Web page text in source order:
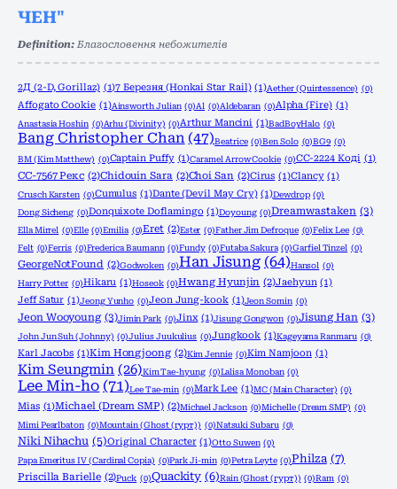
ЧЕН"
Definition: Благословення небожителів
2Д (2-D, Gorillaz) (1)7 Березня (Honkai Star Rail) (1)Aether (Quintessence) (0)
Affogato Cookie (1)Ainsworth Julian (0)Al (0)Aldebaran (0)Alpha (Fire) (1)
Anastasia Hoshin (0)Arhu (Divinity) (0)Arthur Mancini (1)BadBoyHalo (0)
Bang Christopher Chan (47)Beatrice (0)Ben Solo (0)BG9 (0)
BM (Kim Matthew) (0)Captain Puffy (1)Caramel Arrow Cookie (0)CC-2224 Коді (1)
CC-7567 Рекс (2)Chidouin Sara (2)Choi San (2)Cirus (1)Clancy (1)
Crusch Karsten (0)Cumulus (1)Dante (Devil May Cry) (1)Dewdrop (0)
Dong Sicheng (0)Donquixote Doflamingo (1)Doyoung (0)Dreamwastaken (3)
Ella Mirrel (0)Elle (0)Emilia (0)Eret (2)Ester (0)Father Jim Defroque (0)Felix Lee (0)
Felt (0)Ferris (0)Frederica Baumann (0)Fundy (0)Futaba Sakura (0)Garfiel Tinzel (0)
GeorgeNotFound (2)Godwoken (0)Han Jisung (64)Hansol (0)
Harry Potter (0)Hikaru (1)Hoseok (0)Hwang Hyunjin (2)Jaehyun (1)
Jeff Satur (1)Jeong Yunho (0)Jeon Jung-kook (1)Jeon Somin (0)
Jeon Wooyoung (3)Jimin Park (0)Jinx (1)Jisung Gongwon (0)Jisung Han (3)
John Jun Suh (Johnny) (0)Julius Juukulius (0)Jungkook (1)Kageyama Ranmaru (0)
Karl Jacobs (1)Kim Hongjoong (2)Kim Jennie (0)Kim Namjoon (1)
Kim Seungmin (26)Kim Tae-hyung (0)Lalisa Monoban (0)
Lee Min-ho (71)Lee Tae-min (0)Mark Lee (1)MC (Main Character) (0)
Mias (1)Michael (Dream SMP) (2)Michael Jackson (0)Michelle (Dream SMP) (0)
Mimi Pearlbaton (0)Mountain (Ghost (гурт)) (0)Natsuki Subaru (0)
Niki Nihachu (5)Original Character (1)Otto Suwen (0)
Papa Emeritus IV (Cardinal Copia) (0)Park Ji-min (0)Petra Leyte (0)Philza (7)
Priscilla Barielle (2)Puck (0)Quackity (6)Rain (Ghost (гурт)) (0)Ram (0)